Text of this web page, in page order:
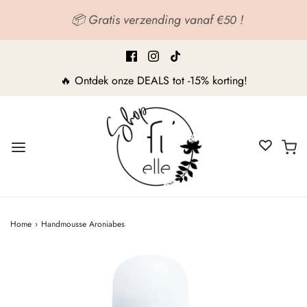
📦 Gratis verzending vanaf €50 !
🔥 Ontdek onze DEALS tot -15% korting!
Home › Handmousse Aroniabes